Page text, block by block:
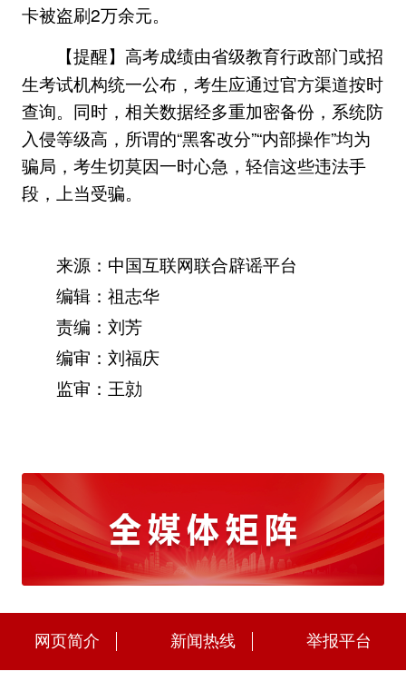
卡被盗刷2万余元。
【提醒】 高考成绩由省级教育行政部门或招
生考试机构统一公布，考生应通过官方渠道按时
查询。同时，相关数据经多重加密备份，系统防
入侵等级高，所谓的“黑客改分”“内部操作”均为
骗局，考生切莫因一时心急，轻信这些违法手
段，上当受骗。
来源：中国互联网联合辟谣平台
编辑：祖志华
责编：刘芳
编审：刘福庆
监审：王勍
网页简介 新闻热线 举报平台